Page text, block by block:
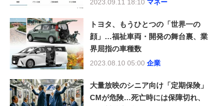
2023.09.11 18:10 マネー
トヨタ、もうひとつの「世界一の
顔」…福祉車両・開発の舞台裏、業
界屈指の車種数
2023.08.10 05:00 企業
大量放映のシニア向け「定期保険」
CMが危険…死亡時には保障切れ、